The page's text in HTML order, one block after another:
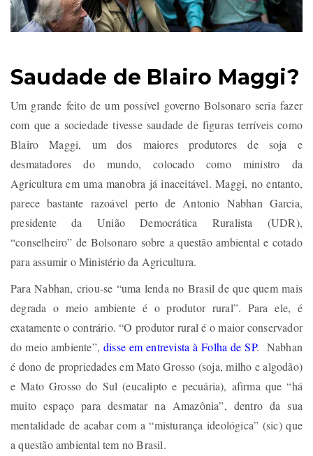
Saudade de Blairo Maggi?
Um grande feito de um possível governo Bolsonaro seria fazer
com que a sociedade tivesse saudade de figuras terríveis como
Blairo Maggi, um dos maiores produtores de soja e
desmatadores do mundo, colocado como ministro da
Agricultura em uma manobra já inaceitável. Maggi, no entanto,
parece bastante razoável perto de Antonio Nabhan Garcia,
presidente da União Democrática Ruralista (UDR),
“conselheiro” de Bolsonaro sobre a questão ambiental e cotado
para assumir o Ministério da Agricultura.
Para Nabhan, criou-se “uma lenda no Brasil de que quem mais
degrada o meio ambiente é o produtor rural”. Para ele, é
exatamente o contrário. “O produtor rural é o maior conservador
do meio ambiente”, disse em entrevista à Folha de SP. Nabhan
é dono de propriedades em Mato Grosso (soja, milho e algodão)
e Mato Grosso do Sul (eucalipto e pecuária), afirma que “há
muito espaço para desmatar na Amazônia”, dentro da sua
mentalidade de acabar com a “misturança ideológica” (sic) que
a questão ambiental tem no Brasil.